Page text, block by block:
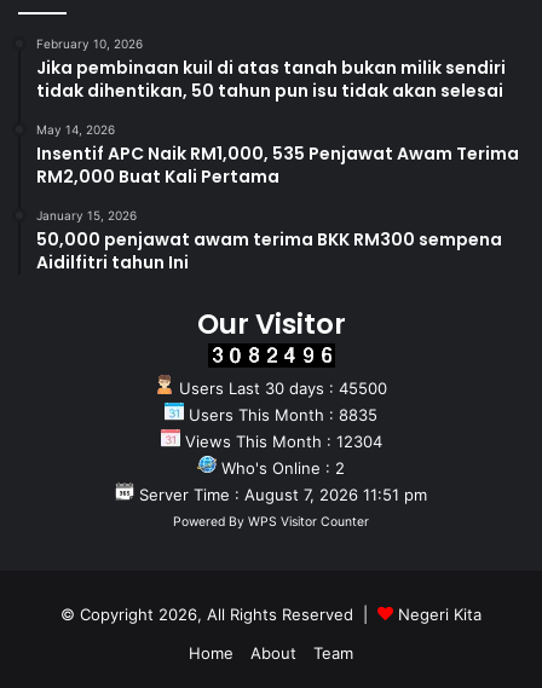
February 10, 2026
Jika pembinaan kuil di atas tanah bukan milik sendiri
tidak dihentikan, 50 tahun pun isu tidak akan selesai
May 14, 2026
Insentif APC Naik RM1,000, 535 Penjawat Awam Terima
RM2,000 Buat Kali Pertama
January 15, 2026
50,000 penjawat awam terima BKK RM300 sempena
Aidilfitri tahun Ini
Our Visitor
Users Last 30 days : 45500
Users This Month : 8835
Views This Month : 12304
Who's Online : 2
Server Time : August 7, 2026 11:51 pm
Powered By WPS Visitor Counter
© Copyright 2026, All Rights Reserved |
Negeri Kita
Home
About Team